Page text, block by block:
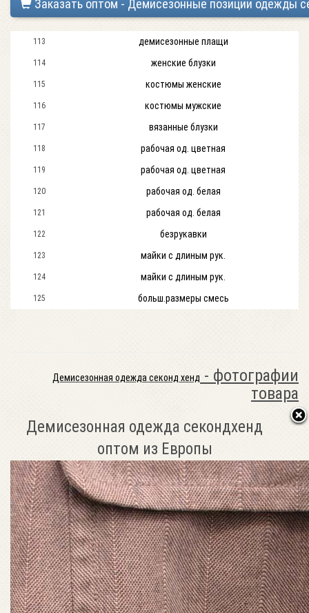
Заказать оптом - Демисезонные позиции одежды
113 демисезонные плащи
114 женские блузки
115 костюмы женские
116 костюмы мужские
117 вязанные блузки
118 рабочая од. цветная
119 рабочая од. цветная
120 рабочая од. белая
121 рабочая од. белая
122 безрукавки
123 майки с длиным рук.
124 майки с длиным рук.
125 больш.размеры смесь
Демисезонная одежда секонд хенд - фотографии
товара
Демисезонная одежда секондхенд
оптом из Европы